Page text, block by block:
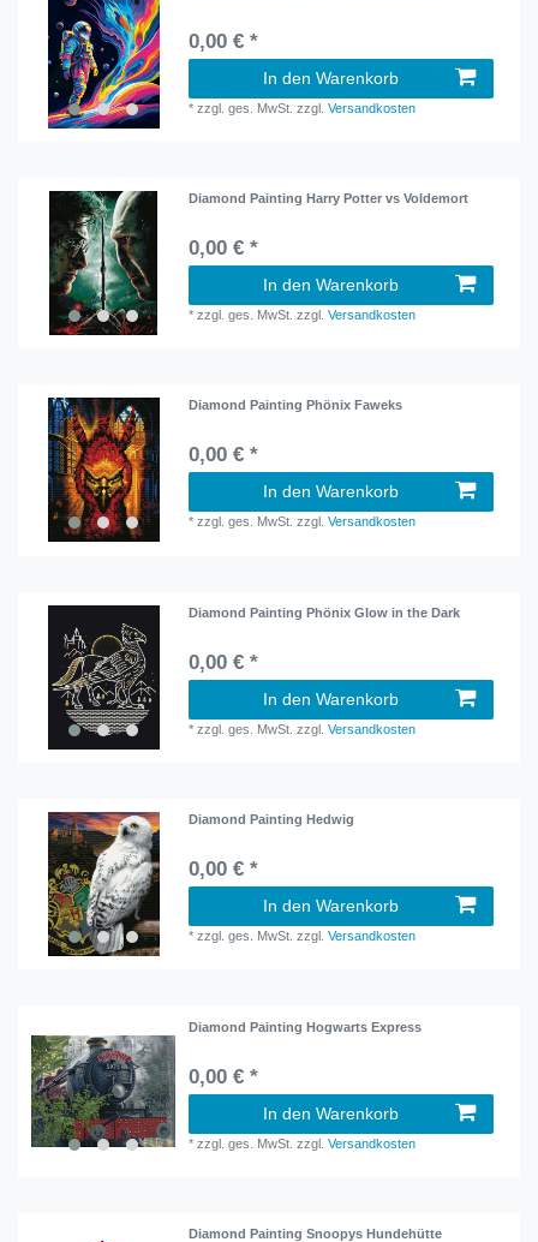
0,00 € *
In den Warenkorb
*zzgl. ges. MwSt. zzgl.Versandkosten
Diamond Painting Harry Potter vs Voldemort
0,00 € *
In den Warenkorb
*zzgl. ges. MwSt. zzgl.Versandkosten
Diamond Painting Phönix Faweks
0,00 € *
In den Warenkorb
*zzgl. ges. MwSt. zzgl.Versandkosten
Diamond Painting Phönix Glow in the Dark
0,00 € *
In den Warenkorb
*zzgl. ges. MwSt. zzgl.Versandkosten
Diamond Painting Hedwig
0,00 € *
In den Warenkorb
*zzgl. ges. MwSt. zzgl.Versandkosten
Diamond Painting Hogwarts Express
0,00 € *
In den Warenkorb
*zzgl. ges. MwSt. zzgl.Versandkosten
Diamond Painting Snoopys Hundehütte